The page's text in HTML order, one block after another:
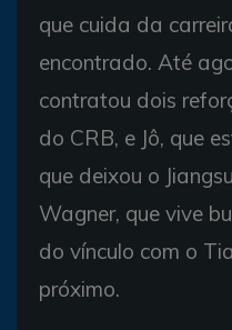
que cuida da
encontrado. Até
contratou dois
do CRB, e Jô, que
que deixou o
Wagner, que vive
do vínculo com o
próximo.